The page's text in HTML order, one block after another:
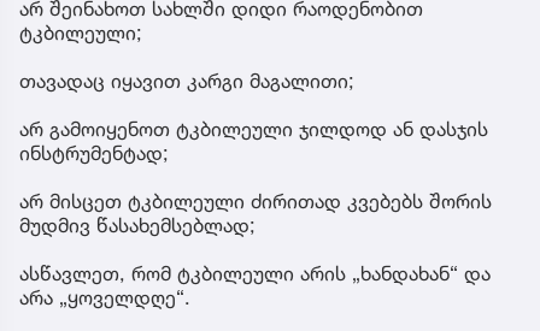
არ შეინახოთ სახლში დიდი რაოდენობით
ტკბილეული;
თავადაც იყავით კარგი მაგალითი;
არ გამოიყენოთ ტკბილეული ჯილდოდ ან დასჯის
ინსტრუმენტად;
არ მისცეთ ტკბილეული ძირითად კვებებს შორის
მუდმივ წასახემსებლად;
ასწავლეთ, რომ ტკბილეული არის „ხანდახან“ და
არა „ყოველდღე“.